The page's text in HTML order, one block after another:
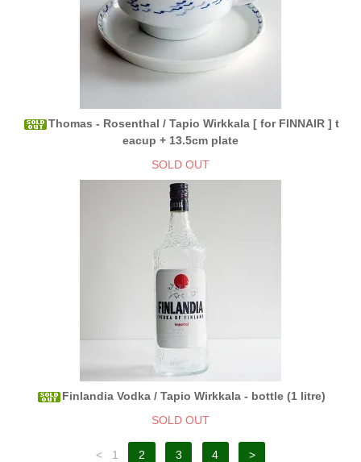
Thomas - Rosenthal / Tapio Wirkkala [ for FINNAIR ] t
eacup + 13.5cm plate
SOLD OUT
Finlandia Vodka / Tapio Wirkkala - bottle (1 litre)
SOLD OUT
< 1 2 3 4 >